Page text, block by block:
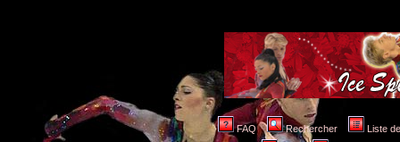
FAQ Rechercher Liste